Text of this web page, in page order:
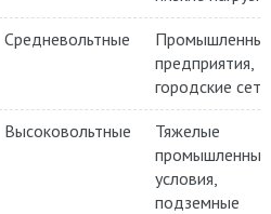
Средневольтные
предприятия,
городские сети
Высоковольтные
Тяжелые
промышленные
условия,
подземные